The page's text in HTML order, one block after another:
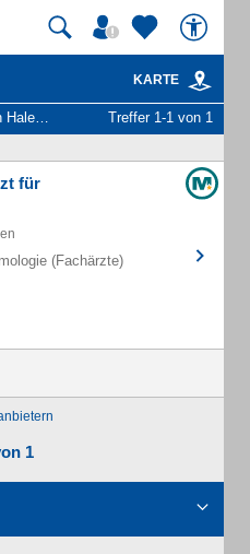
KARTE
Treffer 1-1 von 1
für
(Fachärzte)
1